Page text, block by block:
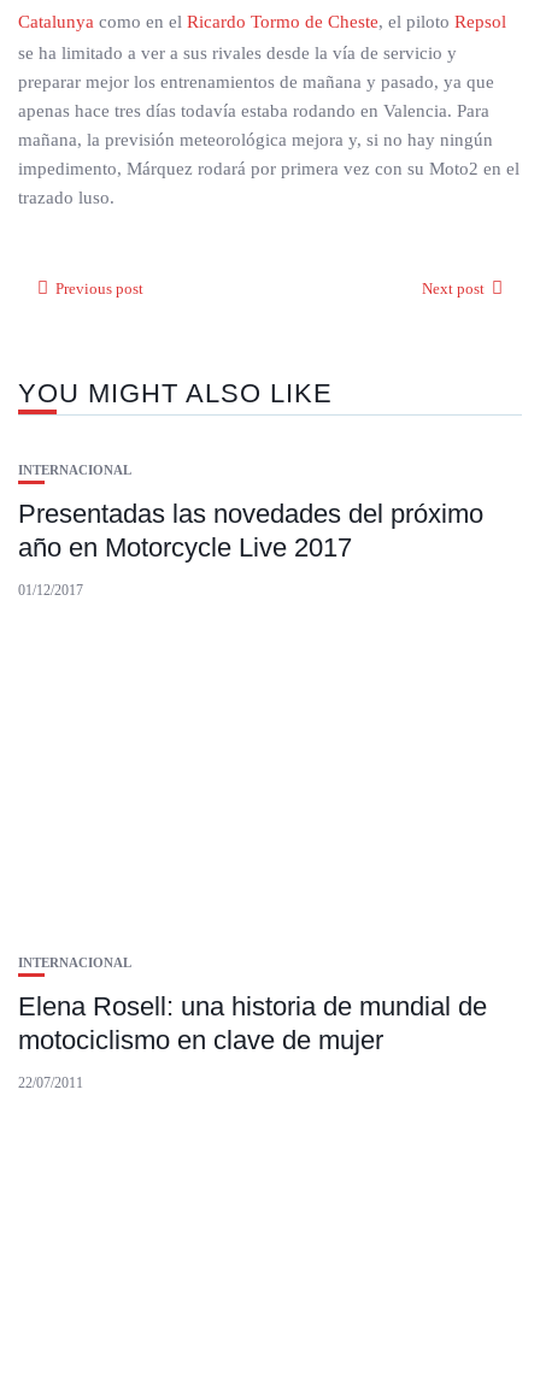
Catalunya como en el Ricardo Tormo de Cheste, el piloto Repsol
se ha limitado a ver a sus rivales desde la vía de servicio y
preparar mejor los entrenamientos de mañana y pasado, ya que
apenas hace tres días todavía estaba rodando en Valencia. Para
mañana, la previsión meteorológica mejora y, si no hay ningún
impedimento, Márquez rodará por primera vez con su Moto2 en el
trazado luso.
Previous post Next post
YOU MIGHT ALSO LIKE
INTERNACIONAL
Presentadas las novedades del próximo
año en Motorcycle Live 2017
01/12/2017
INTERNACIONAL
Elena Rosell: una historia de mundial de
motociclismo en clave de mujer
22/07/2011